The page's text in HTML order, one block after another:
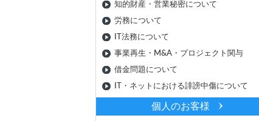
知的財産・営業秘密について
労務について
IT法務について
事業再生・M&A・プロジェクト関与
借金問題について
IT・ネットにおける誹謗中傷について
個人のお客様